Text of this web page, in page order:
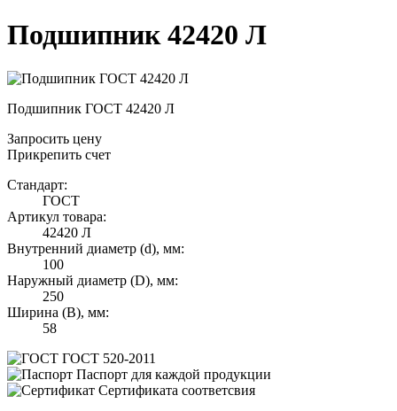
Подшипник 42420 Л
Подшипник ГОСТ 42420 Л
Запросить цену
Прикрепить счет
Стандарт:
ГОСТ
Артикул товара:
42420 Л
Внутренний диаметр (d), мм:
100
Наружный диаметр (D), мм:
250
Ширина (B), мм:
58
ГОСТ 520-2011
Паспорт для каждой продукции
Сертификата соответсвия